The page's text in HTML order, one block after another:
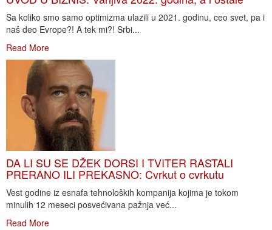
Sa koliko smo samo optimizma ulazili u 2021. godinu, ceo svet, pa i
naš deo Evrope?! A tek mi?! Srbi...
Read More
DA LI SU SE DŽEK DORSI I TVITER RASTALI
PRERANO ILI PREKASNO: Cvrkut o cvrkutu
Vest godine iz esnafa tehnoloških kompanija kojima je tokom
minulih 12 meseci posvećivana pažnja već...
Read More